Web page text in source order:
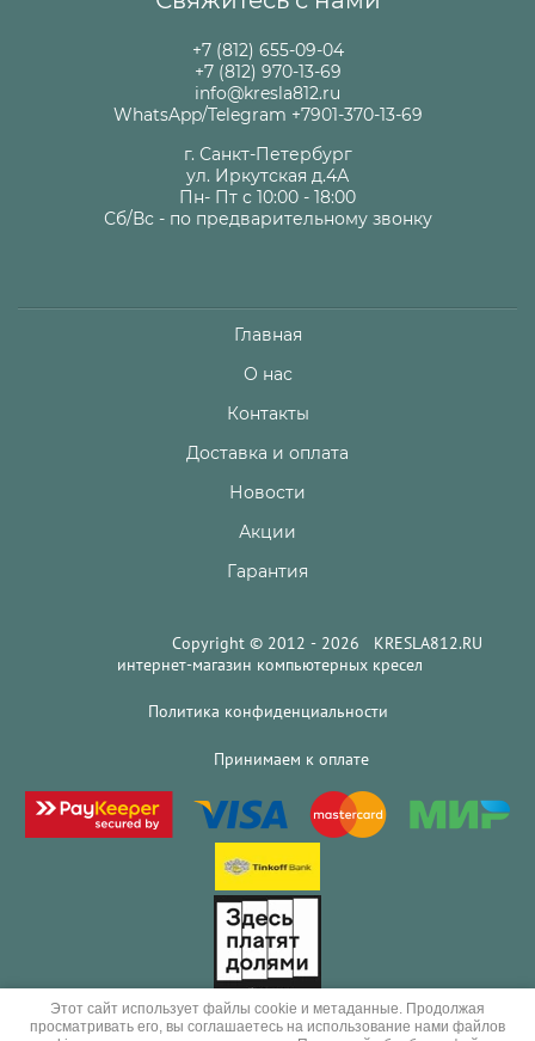
+7 (812) 655-09-04
+7 (812) 970-13-69
info@kresla812.ru
WhatsApp/Telegram +7901-370-13-69
г. Санкт-Петербург
ул. Иркутская д.4А
Пн- Пт с 10:00 - 18:00
Сб/Вс - по предварительному звонку
Главная
О нас
Контакты
Доставка и оплата
Новости
Акции
Гарантия
Copyright © 2012 - 2026 KRESLA812.RU
интернет-магазин компьютерных кресел
Политика конфиденциальности
Принимаем к оплате
Этот сайт использует файлы cookie и метаданные. Продолжая
просматривать его, вы соглашаетесь на использование нами файлов